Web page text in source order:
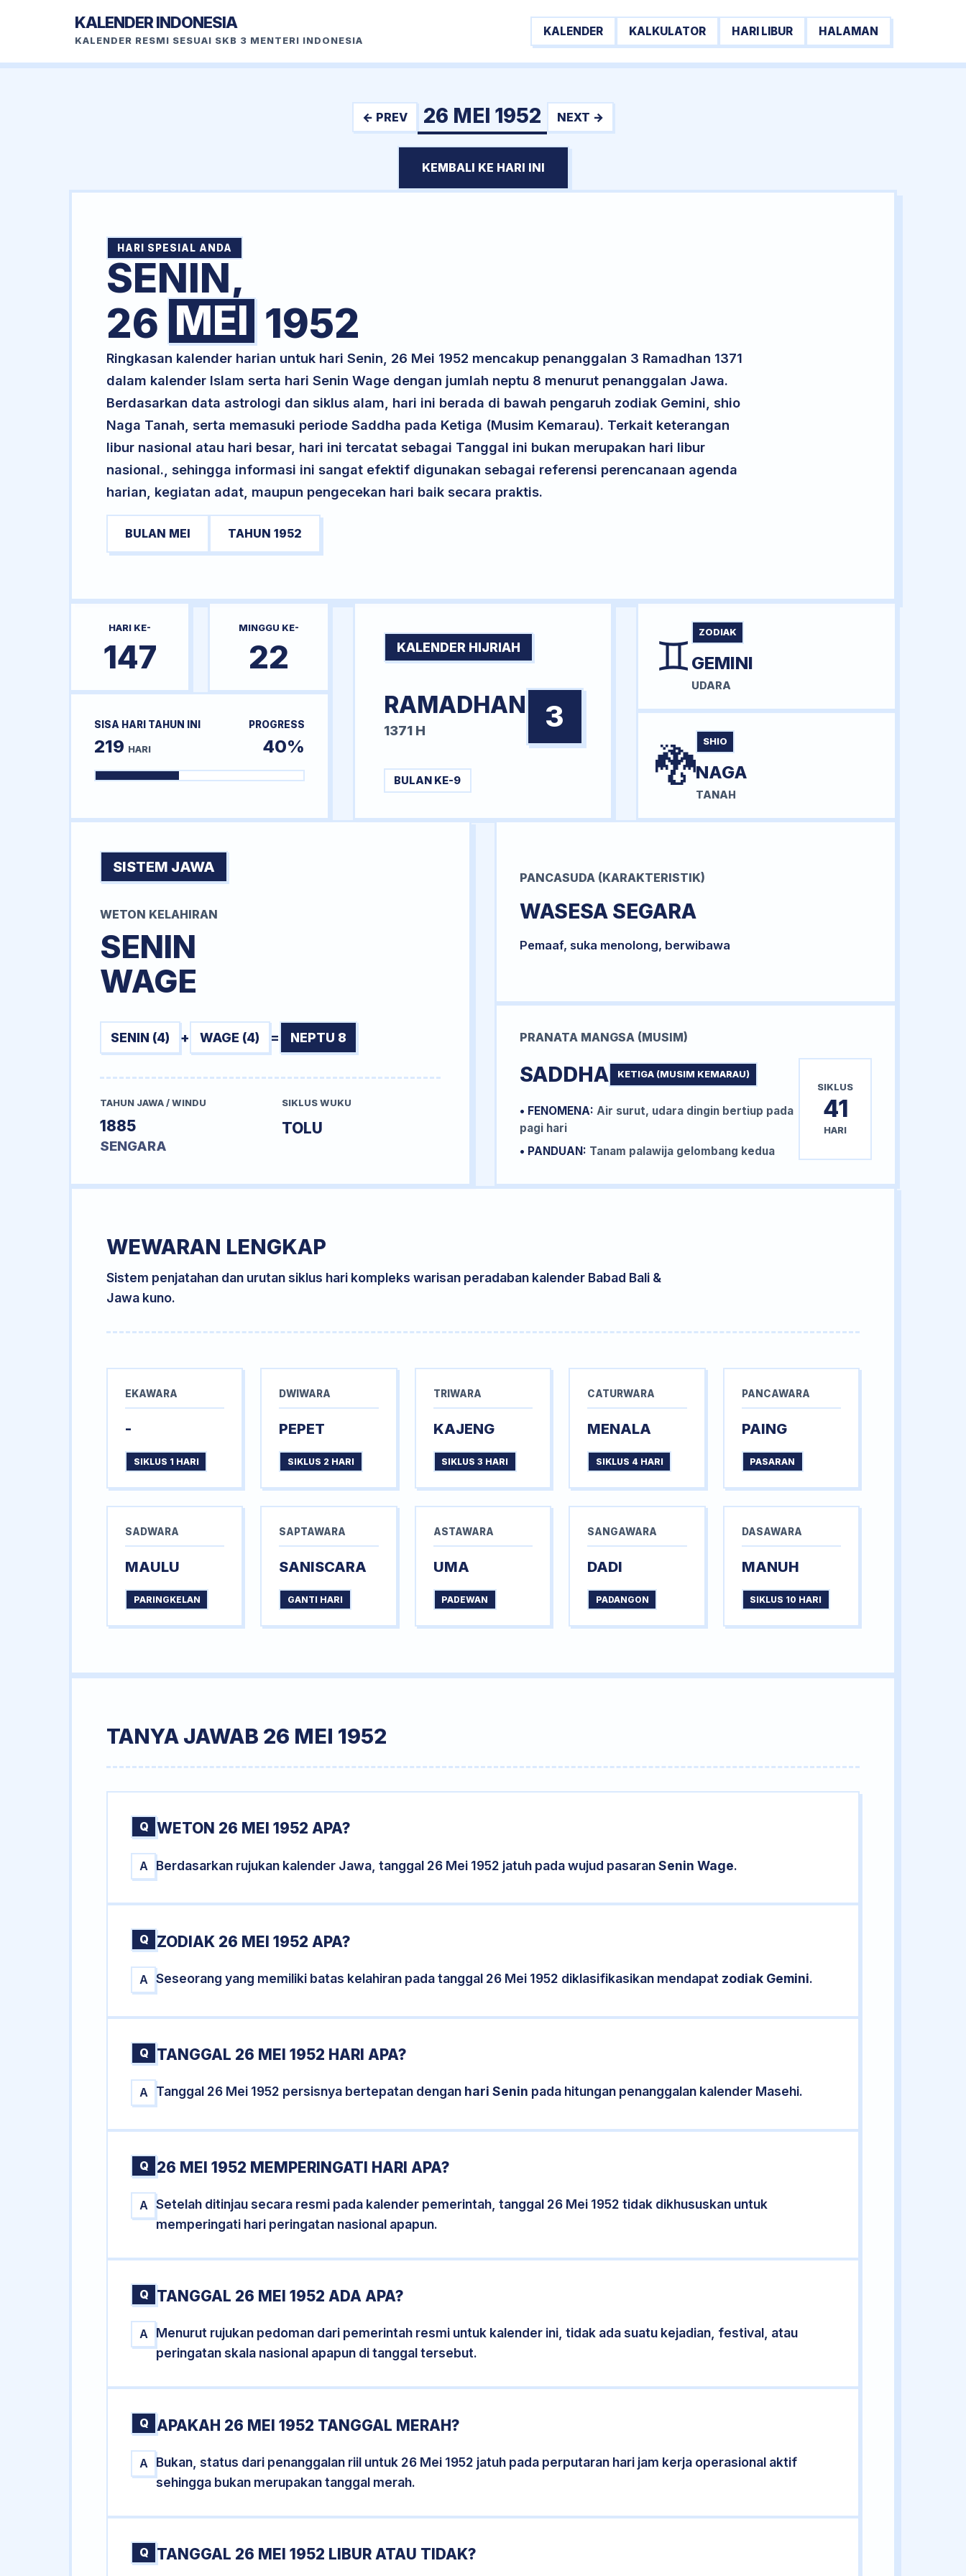
KALENDER INDONESIA
KALENDER RESMI SESUAI SKB 3 MENTERI INDONESIA
KALENDER KALKULATOR HARI LIBUR HALAMAN
← PREV 26 MEI 1952 NEXT →
KEMBALI KE HARI INI
HARI SPESIAL ANDA
SENIN,
26 MEI 1952
Ringkasan kalender harian untuk hari Senin, 26 Mei 1952 mencakup penanggalan 3 Ramadhan 1371
dalam kalender Islam serta hari Senin Wage dengan jumlah neptu 8 menurut penanggalan Jawa.
Berdasarkan data astrologi dan siklus alam, hari ini berada di bawah pengaruh zodiak Gemini, shio
Naga Tanah, serta memasuki periode Saddha pada Ketiga (Musim Kemarau). Terkait keterangan
libur nasional atau hari besar, hari ini tercatat sebagai Tanggal ini bukan merupakan hari libur
nasional., sehingga informasi ini sangat efektif digunakan sebagai referensi perencanaan agenda
harian, kegiatan adat, maupun pengecekan hari baik secara praktis.
BULAN MEI TAHUN 1952
HARI KE-
147
MINGGU KE-
22
SISA HARI TAHUN INI
219 HARI
PROGRESS
40%
KALENDER HIJRIAH
RAMADHAN
1371 H 3
BULAN KE-9
♊ ZODIAK
GEMINI
UDARA
🐉 SHIO
NAGA
TANAH
SISTEM JAWA
WETON KELAHIRAN
SENIN
WAGE
SENIN (4) + WAGE (4) = NEPTU 8
TAHUN JAWA / WINDU
1885
SENGARA
SIKLUS WUKU
TOLU
PANCASUDA (KARAKTERISTIK)
WASESA SEGARA
Pemaaf, suka menolong, berwibawa
PRANATA MANGSA (MUSIM)
SADDHA KETIGA (MUSIM KEMARAU)
• FENOMENA: Air surut, udara dingin bertiup pada
pagi hari
• PANDUAN: Tanam palawija gelombang kedua
SIKLUS
41
HARI
WEWARAN LENGKAP
Sistem penjatahan dan urutan siklus hari kompleks warisan peradaban kalender Babad Bali &
Jawa kuno.
EKAWARA
-
SIKLUS 1 HARI
DWIWARA
PEPET
SIKLUS 2 HARI
TRIWARA
KAJENG
SIKLUS 3 HARI
CATURWARA
MENALA
SIKLUS 4 HARI
PANCAWARA
PAING
PASARAN
SADWARA
MAULU
PARINGKELAN
SAPTAWARA
SANISCARA
GANTI HARI
ASTAWARA
UMA
PADEWAN
SANGAWARA
DADI
PADANGON
DASAWARA
MANUH
SIKLUS 10 HARI
TANYA JAWAB 26 MEI 1952
Q WETON 26 MEI 1952 APA?
A Berdasarkan rujukan kalender Jawa, tanggal 26 Mei 1952 jatuh pada wujud pasaranSenin Wage.
Q ZODIAK 26 MEI 1952 APA?
A Seseorang yang memiliki batas kelahiran pada tanggal 26 Mei 1952 diklasifikasikan mendapat zodiak Gemini.
Q TANGGAL 26 MEI 1952 HARI APA?
A Tanggal 26 Mei 1952 persisnya bertepatan dengan hari Senin pada hitungan penanggalan kalender Masehi.
Q 26 MEI 1952 MEMPERINGATI HARI APA?
A
Setelah ditinjau secara resmi pada kalender pemerintah, tanggal 26 Mei 1952 tidak dikhususkan untuk
memperingati hari peringatan nasional apapun.
Q TANGGAL 26 MEI 1952 ADA APA?
A
Menurut rujukan pedoman dari pemerintah resmi untuk kalender ini, tidak ada suatu kejadian, festival, atau
peringatan skala nasional apapun di tanggal tersebut.
Q APAKAH 26 MEI 1952 TANGGAL MERAH?
A
Bukan, status dari penanggalan riil untuk 26 Mei 1952 jatuh pada perputaran hari jam kerja operasional aktif
sehingga bukan merupakan tanggal merah.
Q TANGGAL 26 MEI 1952 LIBUR ATAU TIDAK?